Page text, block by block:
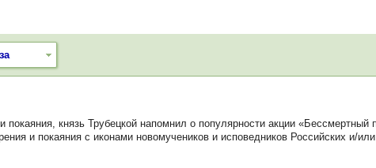
князь Трубецкой напомнил о популярности акции
и покаяния с иконами новомучеников и исповедников Российских и/